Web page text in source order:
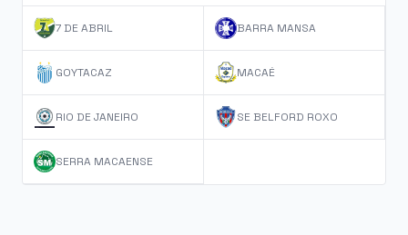
7 DE ABRIL BARRA MANSA
GOYTACAZ MACAÉ
RIO DE JANEIRO SE BELFORD ROXO
SERRA MACAENSE